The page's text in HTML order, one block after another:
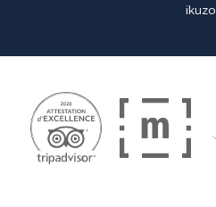
ikuzo